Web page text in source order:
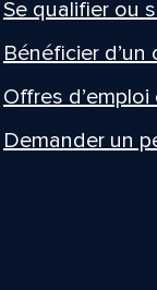
Se qualifier ou
Bénéficier
Offres
Demander un